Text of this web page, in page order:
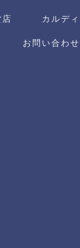
カルディ
お問い合わせ